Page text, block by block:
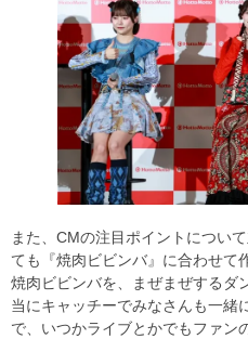
また、CMの注目ポイントについ
ても『焼肉ビビンバ』に合わせて
焼肉ビビンバを、まぜまぜするダ
当にキャッチーでみなさんも一緒
で、いつかライブとかでもファン